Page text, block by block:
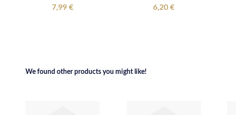
7,99 € 6,20 €
We found other products you might like!